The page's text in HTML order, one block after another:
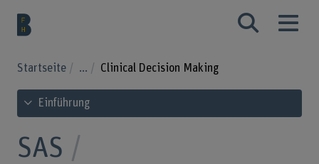
Startseite ... Clinical Decision Making
Inhaltsverzeichnis ansehen
Einführung
SAS